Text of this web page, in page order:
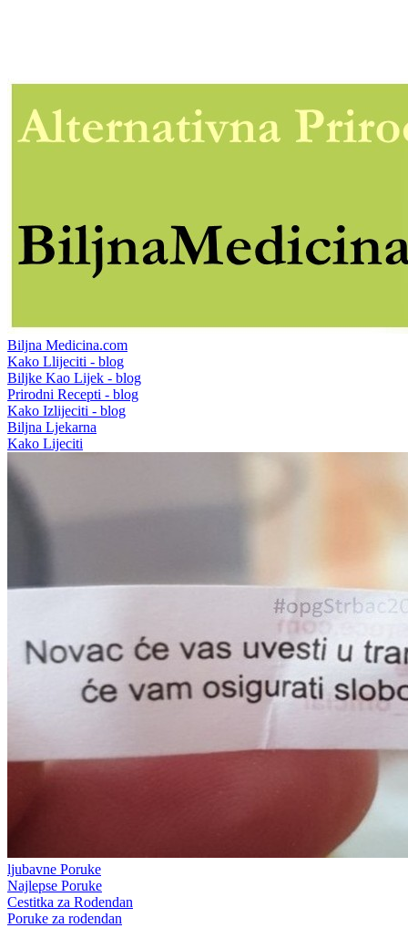
Biljna Medicina.com
Kako Llijeciti - blog
Biljke Kao Lijek - blog
Prirodni Recepti - blog
Kako Izlijeciti - blog
Biljna Ljekarna
Kako Lijeciti
ljubavne Poruke
Najlepse Poruke
Cestitka za Rodendan
Poruke za rodendan